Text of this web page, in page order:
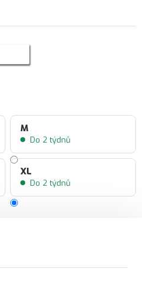
M
Do 2 týdnů
XL
Do 2 týdnů